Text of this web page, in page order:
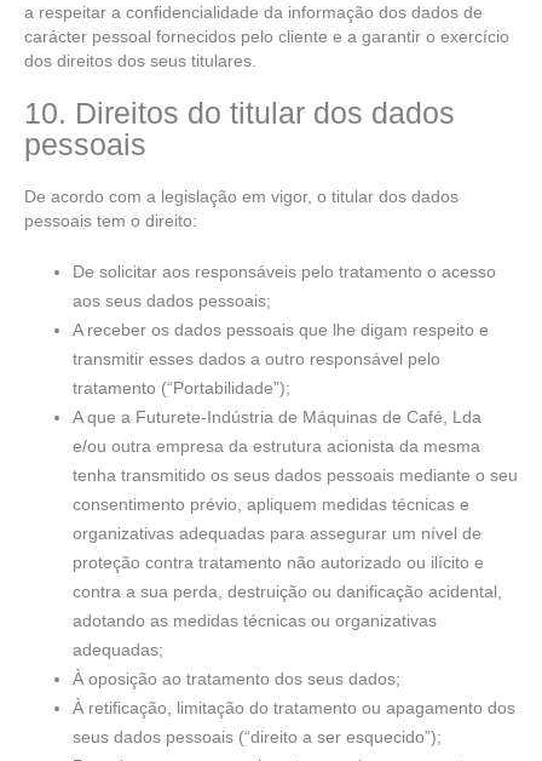
a respeitar a confidencialidade da informação dos dados de
carácter pessoal fornecidos pelo cliente e a garantir o exercício
dos direitos dos seus titulares.
10. Direitos do titular dos dados
pessoais
De acordo com a legislação em vigor, o titular dos dados
pessoais tem o direito:
De solicitar aos responsáveis pelo tratamento o acesso
aos seus dados pessoais;
A receber os dados pessoais que lhe digam respeito e
transmitir esses dados a outro responsável pelo
tratamento (“Portabilidade”);
A que a Futurete-Indústria de Máquinas de Café, Lda
e/ou outra empresa da estrutura acionista da mesma
tenha transmitido os seus dados pessoais mediante o seu
consentimento prévio, apliquem medidas técnicas e
organizativas adequadas para assegurar um nível de
proteção contra tratamento não autorizado ou ilícito e
contra a sua perda, destruição ou danificação acidental,
adotando as medidas técnicas ou organizativas
adequadas;
À oposição ao tratamento dos seus dados;
À retificação, limitação do tratamento ou apagamento dos
seus dados pessoais (“direito a ser esquecido”);